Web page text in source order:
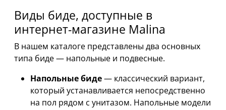
Виды биде, доступные в
интернет-магазине Malina
В нашем каталоге представлены два основных
типа биде — напольные и подвесные.
Напольные биде— классический вариант,
который устанавливается непосредственно
на пол рядом с унитазом. Напольные модели